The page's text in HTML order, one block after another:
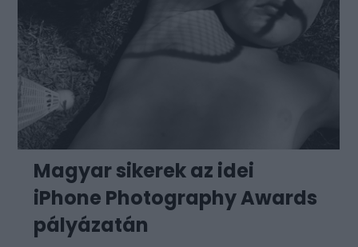
Magyar sikerek az idei
iPhone Photography Awards
pályázatán